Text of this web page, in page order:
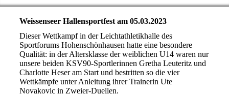
Weissenseer Hallensportfest am 05.03.2023
Dieser Wettkampf in der Leichtathletikhalle des
Sportforums Hohenschönhausen hatte eine besondere
Qualität: in der Altersklasse der weiblichen U14 waren nur
unsere beiden KSV90-Sportlerinnen Gretha Leuteritz und
Charlotte Heser am Start und bestritten so die vier
Wettkämpfe unter Anleitung ihrer Trainerin Ute
Novakovic in Zweier-Duellen.